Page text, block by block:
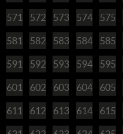
571 572 573 574 575
581 582 583 584 585
591 592 593 594 595
601 602 603 604 605
611 612 613 614 615